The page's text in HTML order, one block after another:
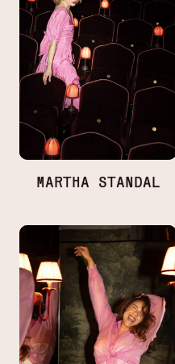
MARTHA STANDAL